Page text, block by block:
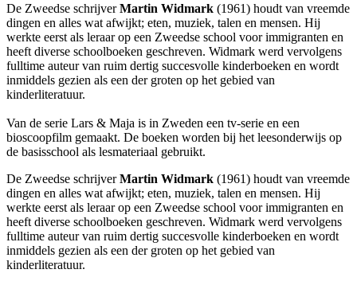
De Zweedse schrijverMartin Widmark (1961) houdt van vreemde
dingen en alles wat afwijkt; eten, muziek, talen en mensen. Hij
werkte eerst als leraar op een Zweedse school voor immigranten en
heeft diverse schoolboeken geschreven. Widmark werd vervolgens
fulltime auteur van ruim dertig succesvolle kinderboeken en wordt
inmiddels gezien als een der groten op het gebied van
kinderliteratuur.
Van de serie Lars & Maja is in Zweden een tv-serie en een
bioscoopfilm gemaakt. De boeken worden bij het leesonderwijs op
de basisschool als lesmateriaal gebruikt.
De Zweedse schrijverMartin Widmark (1961) houdt van vreemde
dingen en alles wat afwijkt; eten, muziek, talen en mensen. Hij
werkte eerst als leraar op een Zweedse school voor immigranten en
heeft diverse schoolboeken geschreven. Widmark werd vervolgens
fulltime auteur van ruim dertig succesvolle kinderboeken en wordt
inmiddels gezien als een der groten op het gebied van
kinderliteratuur.